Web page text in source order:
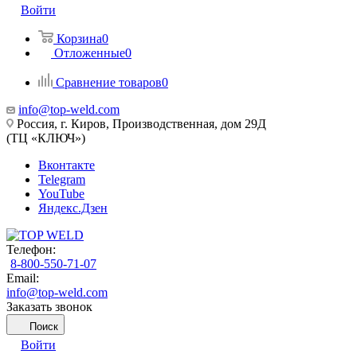
Войти
Корзина0
Отложенные0
Сравнение товаров0
info@top-weld.com
Россия, г. Киров, Производственная, дом 29Д
(ТЦ «КЛЮЧ»)
Вконтакте
Telegram
YouTube
Яндекс.Дзен
Телефон:
8-800-550-71-07
Email:
info@top-weld.com
Заказать звонок
Поиск
Войти